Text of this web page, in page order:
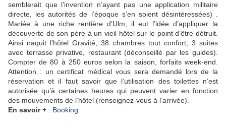
semblerait que l’invention n’ayant pas une application militaire
directe, les autorités de l’époque s’en soient désintéressées) .
Mariée à une riche rentière d’Ulm, il eut l’idée d’appliquer la
découverte de son père à un vieil hôtel sur le point d’être détruit.
Ainsi naquit l’hôtel Gravité, 38 chambres tout confort, 3 suites
avec terrasse privative, restaurant (déconseillé par les guides).
Compter de 80 à 250 euros selon la saison, forfaits week-end.
Attention : un certificat médical vous sera demandé lors de la
réservation et il faut savoir que l’utilisation des toilettes n’est
autorisée qu’à certaines heures qui peuvent varier en fonction
des mouvements de l’hôtel (renseignez-vous à l’arrivée).
En savoir + : Booking